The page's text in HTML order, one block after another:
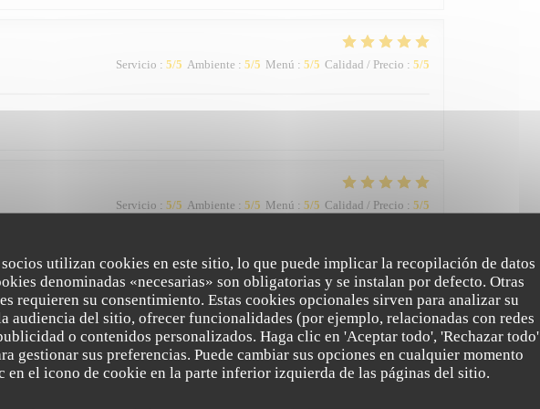
utilizan cookies en este sitio, lo que puede implicar la recopilación de datos
denominadas «necesarias» son obligatorias y se instalan por defecto. Otras
requieren su consentimiento. Estas cookies opcionales sirven para analizar su
audiencia del sitio, ofrecer funcionalidades (por ejemplo, relacionadas con redes
o contenidos personalizados. Haga clic en 'Aceptar todo', 'Rechazar todo'
gestionar sus preferencias. Puede cambiar sus opciones en cualquier momento
en el icono de cookie en la parte inferior izquierda de las páginas del sitio.
Servicio : 5/5 Ambiente : 5/5 Menú : 5/5 Calidad / Precio : 5/5
Servicio : 5/5 Ambiente : 5/5 Menú : 5/5 Calidad / Precio : 5/5
belle présentation … la terrasse calme, loin de la voie de circulation et
en parlerons aux amis.
Servicio: 5/5 Ambiente: 5/5 Menú: 5/5 Calidad / Precio: 5/5